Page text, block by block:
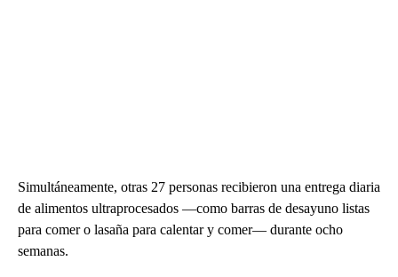
Simultáneamente, otras 27 personas recibieron una entrega diaria
de alimentos ultraprocesados —como barras de desayuno listas
para comer o lasaña para calentar y comer— durante ocho
semanas.